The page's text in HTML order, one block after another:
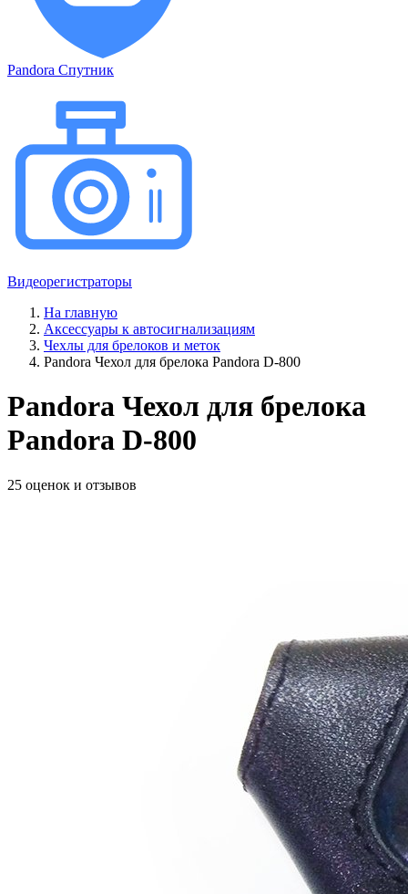
Pandora Спутник
Видеорегистраторы
На главную
Аксессуары к автосигнализациям
Чехлы для брелоков и меток
Pandora Чехол для брелока Pandora D-800
Pandora Чехол для брелока
Pandora D-800
25 оценок и отзывов